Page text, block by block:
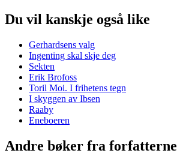
Du vil kanskje også like
Gerhardsens valg
Ingenting skal skje deg
Sekten
Erik Brofoss
Toril Moi. I frihetens tegn
I skyggen av Ibsen
Raaby
Eneboeren
Andre bøker fra forfatterne